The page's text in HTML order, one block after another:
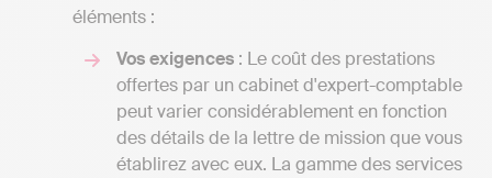
éléments :
Vos exigences : Le coût des prestations
offertes par un cabinet d'expert-comptable
peut varier considérablement en fonction
des détails de la lettre de mission que vous
établirez avec eux. La gamme des services